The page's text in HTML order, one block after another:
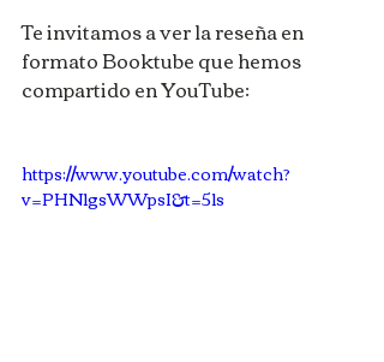
Te invitamos a ver la reseña en
formato Booktube que hemos
compartido en YouTube:
https://www.youtube.com/watch?
v=PHN1gsWWpsI&t=51s